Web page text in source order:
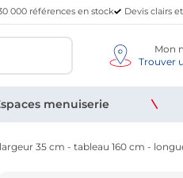
000 références en stock Devis clairs
Mon
Trouver
menuiserie
35 cm - tableau 160 cm -